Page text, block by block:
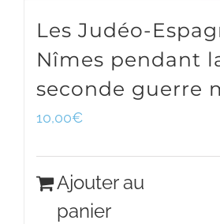
Les Judéo-
Nîmes pendant
seconde guerre
10,00€
Ajouter au
panier